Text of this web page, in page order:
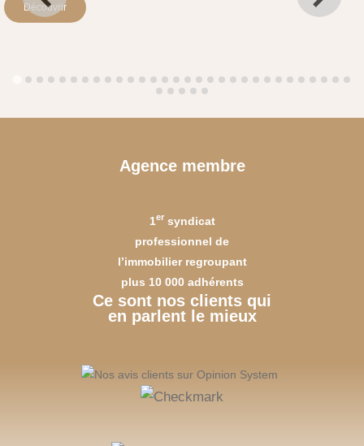
Découvrir
Agence membre
1ersyndicat
professionnel de
l’immobilier regroupant
plus 10 000 adhérents
Ce sont nos clients qui
en parlent le mieux